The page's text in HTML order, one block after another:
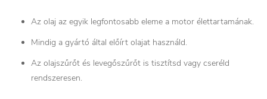
Az olaj az egyik legfontosabb eleme a motor élettartamának.
Mindig a gyártó által előírt olajat használd.
Az olajszűrőt és levegőszűrőt is tisztítsd vagy cseréld
rendszeresen.